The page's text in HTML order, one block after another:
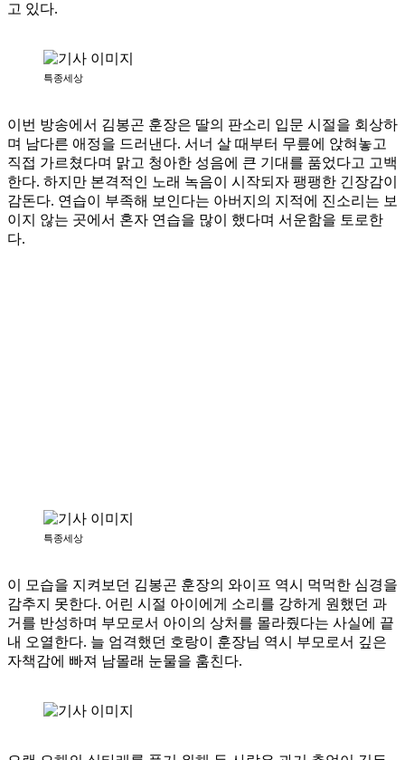
고 있다.
특종세상
이번 방송에서 김봉곤 훈장은 딸의 판소리 입문 시절을 회상하
며 남다른 애정을 드러낸다. 서너 살 때부터 무릎에 앉혀놓고
직접 가르쳤다며 맑고 청아한 성음에 큰 기대를 품었다고 고백
한다. 하지만 본격적인 노래 녹음이 시작되자 팽팽한 긴장감이
감돈다. 연습이 부족해 보인다는 아버지의 지적에 진소리는 보
이지 않는 곳에서 혼자 연습을 많이 했다며 서운함을 토로한
다.
특종세상
이 모습을 지켜보던 김봉곤 훈장의 와이프 역시 먹먹한 심경을
감추지 못한다. 어린 시절 아이에게 소리를 강하게 원했던 과
거를 반성하며 부모로서 아이의 상처를 몰라줬다는 사실에 끝
내 오열한다. 늘 엄격했던 호랑이 훈장님 역시 부모로서 깊은
자책감에 빠져 남몰래 눈물을 훔친다.